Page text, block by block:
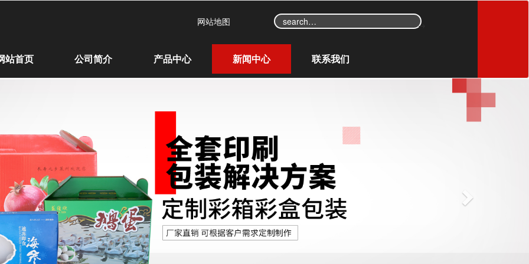
网站地图 →
站首页 公司简介 产品中心 新闻中心 联系我们
x